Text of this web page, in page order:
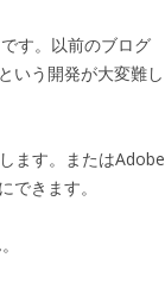
す。以前のブログ
いう開発が大変難し
ます。またはAdobe
きます。